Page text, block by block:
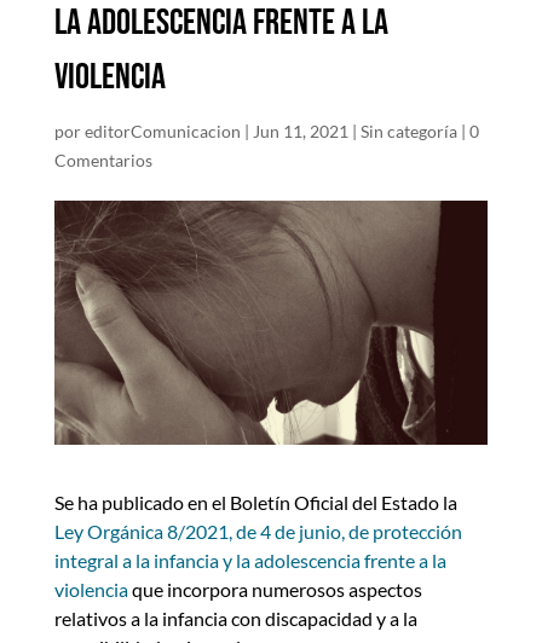
LA ADOLESCENCIA FRENTE A LA
VIOLENCIA
poreditorComunicacion | Jun 11, 2021| Sin categoría| 0
Comentarios
Se ha publicado en el Boletín Oficial del Estado la
Ley Orgánica 8/2021, de 4 de junio, de protección
integral a la infancia y la adolescencia frente a la
violenciaque incorpora numerosos aspectos
relativos a la infancia con discapacidad y a la